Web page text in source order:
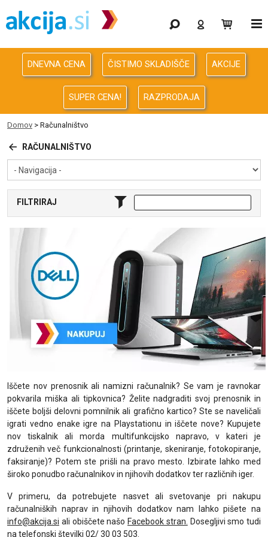
Gaming
Odprodaja
Računalništvo
Računalništvo za podjetja
Avdio Video Foto
Energija
Oprema za pisarno in dom
Telefonija
DNEVNA CENA ČISTIMO SKLADIŠČE AKCIJE
SUPER CENA! RAZPRODAJA
Domov > Računalništvo
RAČUNALNIŠTVO
FILTRIRAJ
Iščete nov prenosnik ali namizni računalnik? Se vam je ravnokar
pokvarila miška ali tipkovnica? Želite nadgraditi svoj prenosnik in
iščete boljši delovni pomnilnik ali grafično kartico? Ste se naveličali
igrati vedno enake igre na Playstationu in iščete nove? Kupujete
nov tiskalnik ali morda multifunkcijsko napravo, v kateri je
združenih več funkcionalnosti (printanje, skeniranje, fotokopiranje,
faksiranje)? Potem ste prišli na pravo mesto. Izbirate lahko med
široko ponudbo računalnikov in njihovih dodatkov ter različnih iger.
V primeru, da potrebujete nasvet ali svetovanje pri nakupu
računalniških naprav in njihovih dodatkov nam lahko pišete na
info@akcija.si ali obiščete našo Facebook stran.
Dosegljivi smo tudi
na telefonski številki 02/ 30 03 503.